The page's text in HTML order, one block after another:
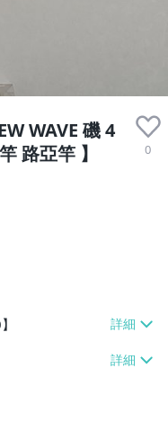
WAVE 磯 4
路亞竿 】
0